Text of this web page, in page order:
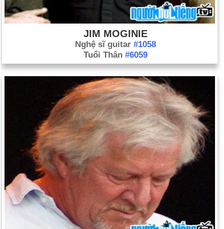
JIM MOGINIE
Nghệ sĩ guitar #1058
Tuổi Thân #6059